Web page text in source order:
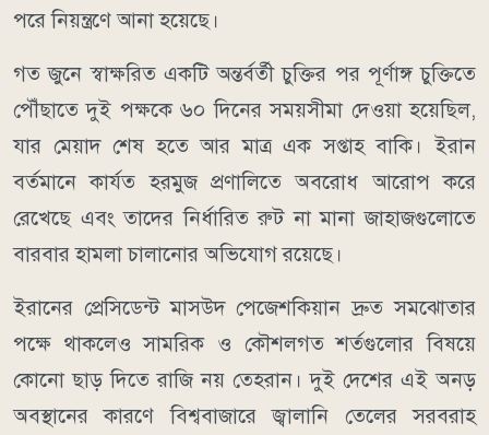
পরে নিয়ন্ত্রণে আনা হয়েছে।
গত জুনে স্বাক্ষরিত একটি অন্তর্বর্তী চুক্তির পর পূর্ণাঙ্গ চুক্তিতে
পৌঁছাতে দুই পক্ষকে ৬০ দিনের সময়সীমা দেওয়া হয়েছিল,
যার মেয়াদ শেষ হতে আর মাত্র এক সপ্তাহ বাকি। ইরান
বর্তমানে কার্যত হরমুজ প্রণালিতে অবরোধ আরোপ করে
রেখেছে এবং তাদের নির্ধারিত রুট না মানা জাহাজগুলোতে
বারবার হামলা চালানোর অভিযোগ রয়েছে।
ইরানের প্রেসিডেন্ট মাসউদ পেজেশকিয়ান দ্রুত সমঝোতার
পক্ষে থাকলেও সামরিক ও কৌশলগত শর্তগুলোর বিষয়ে
কোনো ছাড় দিতে রাজি নয় তেহরান। দুই দেশের এই অনড়
অবস্থানের কারণে বিশ্ববাজারে জ্বালানি তেলের সরবরাহ